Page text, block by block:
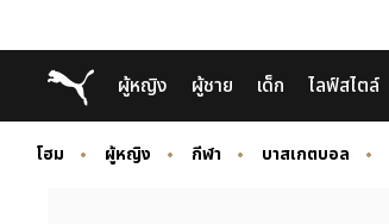
to
Main
content
to
Footer
Content
Puma โฮม
ผู้หญิง ผู้ชาย เด็ก ไลฟ์สไตล์
โฮม ผู้หญิง กีฬา บาสเกตบอล